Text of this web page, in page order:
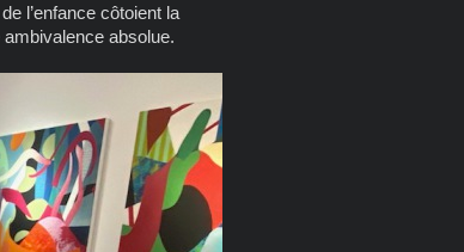
l’enfance côtoient la
absolue.